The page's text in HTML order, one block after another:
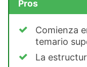
Pros
Comienza
temario
La